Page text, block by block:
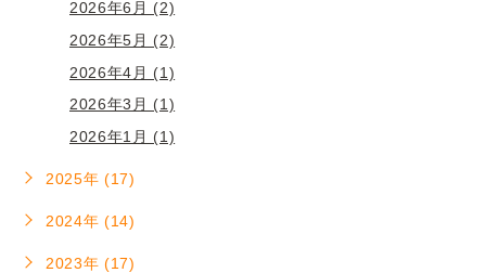
2026年6月 (2)
2026年5月 (2)
2026年4月 (1)
2026年3月 (1)
2026年1月 (1)
2025年 (17)
2024年 (14)
2023年 (17)